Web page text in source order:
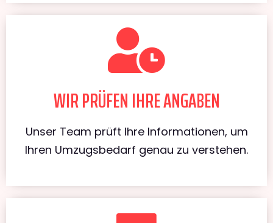
WIR PRÜFEN IHRE ANGABEN
Unser Team prüft Ihre Informationen, um
Ihren Umzugsbedarf genau zu verstehen.